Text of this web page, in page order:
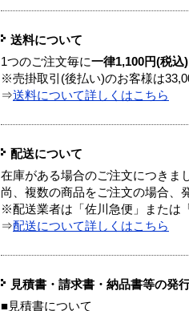
送料について
1つのご注文毎に一律1,100円(税込)
※売掛取引(後払い)のお客様は
⇒送料について詳しくはこちら
配送について
在庫がある場合のご注文につきま
尚、複数の商品をご注文の場合、
※配送業者は「佐川急便」または
⇒配送について詳しくはこちら
見積書・請求書・納品書等の発
■見積書について